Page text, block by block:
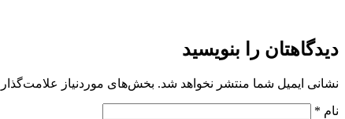
دیدگاهتان را بنویسید
نشانی ایمیل شما منتشر نخواهد شد. بخش‌های موردنیاز
نام *